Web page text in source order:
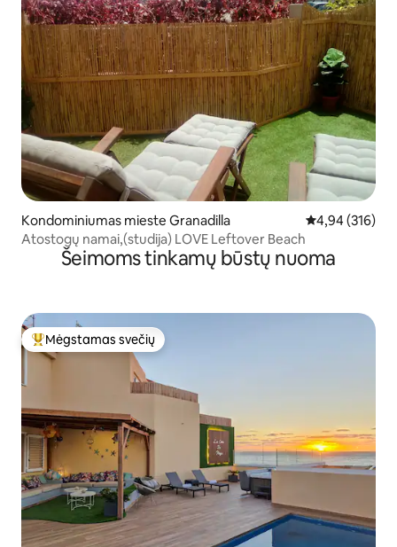
Kondominiumas mieste Granadilla Vidutinis
4,94 (316)
Atostogų namai,(studija) LOVE Leftover Beach
Šeimoms tinkamų būstų nuoma
Svečių mėgstamiausias
Mėgstamas svečių